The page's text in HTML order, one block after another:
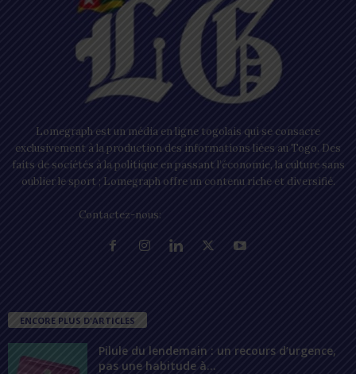
Lomegraph est un média en ligne togolais qui se consacre
exclusivement à la production des informations liées au Togo. Des
faits de sociétés à la politique en passant l’économie, la culture sans
oublier le sport ; Lomegraph offre un contenu riche et diversifié.
Contactez-nous:
ENCORE PLUS D'ARTICLES
Pilule du lendemain : un recours d’urgence,
pas une habitude à...